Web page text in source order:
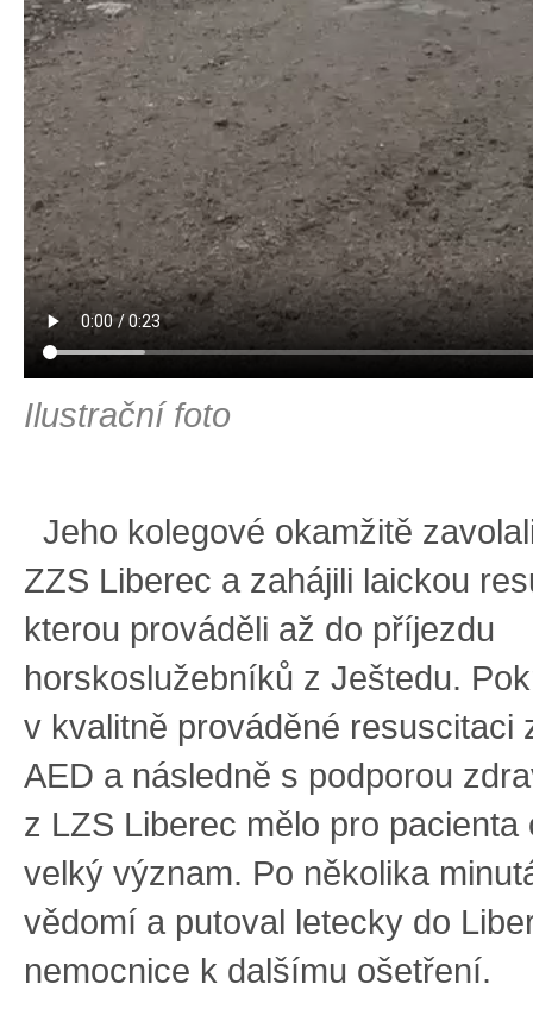
Ilustrační foto
Jeho kolegové okamžitě
ZZS Liberec a zahájili laickou
kterou prováděli až do příjezdu
horskoslužebníků z Ještedu.
v kvalitně prováděné resuscitaci
AED a následně s podporou
z LZS Liberec mělo pro pacienta
velký význam. Po několika
vědomí a putoval letecky do
nemocnice k dalšímu ošetření.